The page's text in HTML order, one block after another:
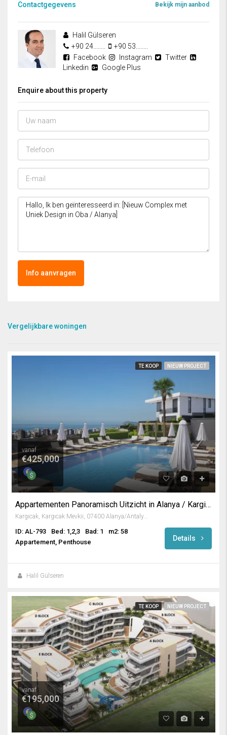
Contactgegevens Bekijk mijn aanbod
Halil Gülseren
+90 24........
+90 53........
Facebook
Instagram
Twitter
Linkedin
Google Plus
Enquire about this property
Info aanvragen
Vergelijkbare woningen
TE KOOP NIEUW PROJECT
vanaf
€425,000
Appartementen Panoramisch Uitzicht in Alanya / Kargicak
ID: AL-793 Bed: 1,2,3 Bad: 1
m2: 58
Appartement, Penthouse
Details
Halil Gülseren
TE KOOP NIEUW PROJECT
vanaf
€195,000